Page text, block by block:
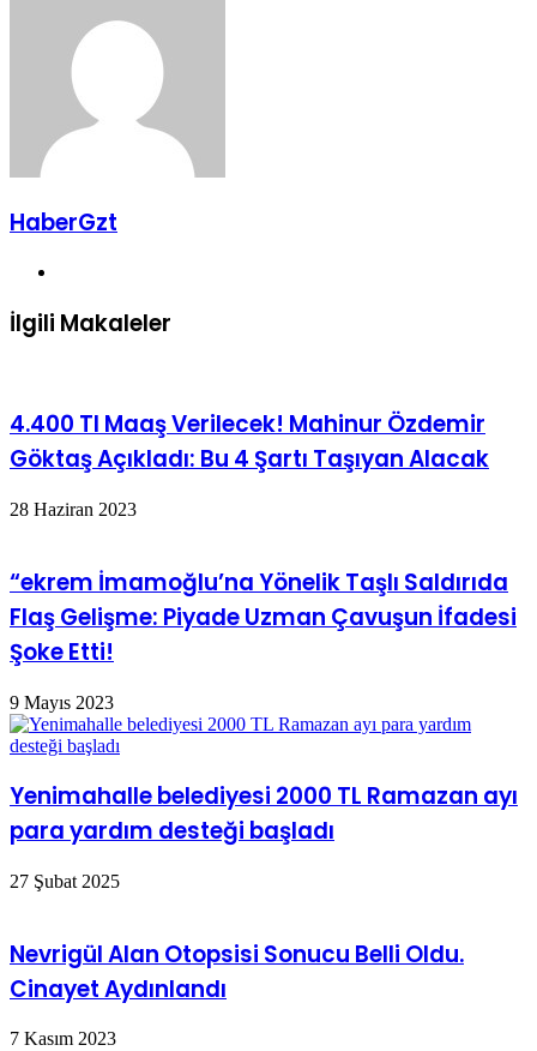
HaberGzt
İlgili Makaleler
4.400 Tl Maaş Verilecek! Mahinur Özdemir
Göktaş Açıkladı: Bu 4 Şartı Taşıyan Alacak
28 Haziran 2023
“ekrem İmamoğlu’na Yönelik Taşlı Saldırıda
Flaş Gelişme: Piyade Uzman Çavuşun İfadesi
Şoke Etti!
9 Mayıs 2023
Yenimahalle belediyesi 2000 TL Ramazan ayı
para yardım desteği başladı
27 Şubat 2025
Nevrigül Alan Otopsisi Sonucu Belli Oldu.
Cinayet Aydınlandı
7 Kasım 2023